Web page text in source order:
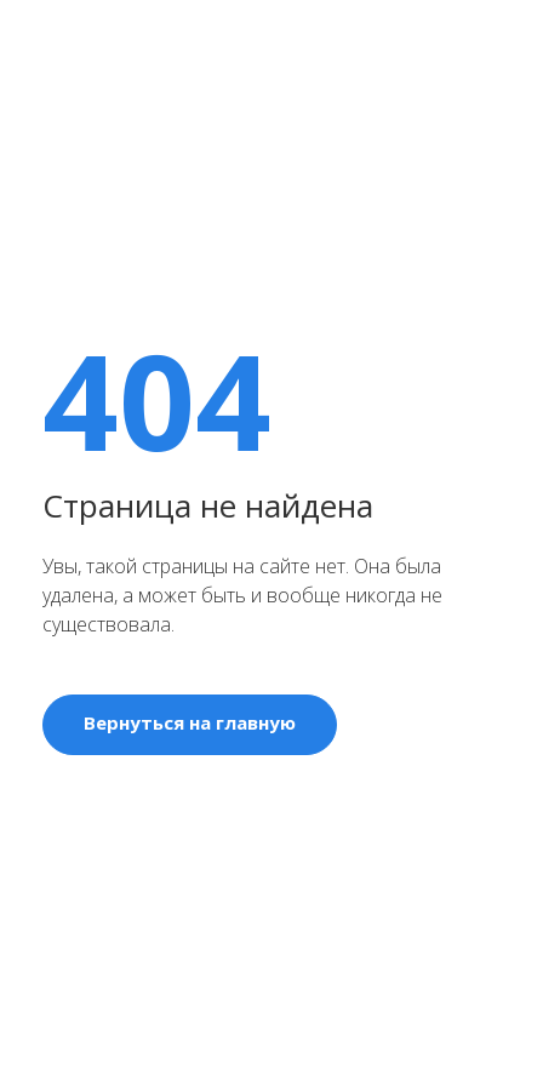
404
Страница не найдена
Увы, такой страницы на сайте нет. Она была
удалена, а может быть и вообще никогда не
существовала.
Вернуться на главную